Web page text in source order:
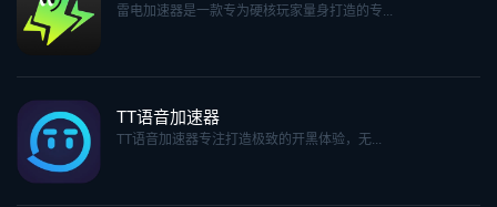
雷电加速器是一款专为硬核玩家量身打造的专...
TT语音加速器
TT语音加速器专注打造极致的开黑体验，无...